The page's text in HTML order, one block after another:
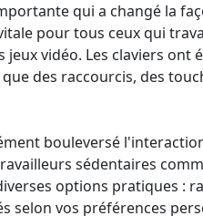
qui a changé la
pour tous ceux qui
jeux vidéo. Les claviers
des raccourcis, des
bouleversé
sédentaires
options pratiques :
selon vos préférences